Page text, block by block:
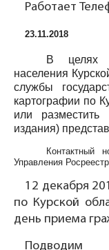
Работает
23.11.2018
В целях
населения
службы
картографии по
или
издания)
Контактный
Управления
12 декабря
по Курской
день приема